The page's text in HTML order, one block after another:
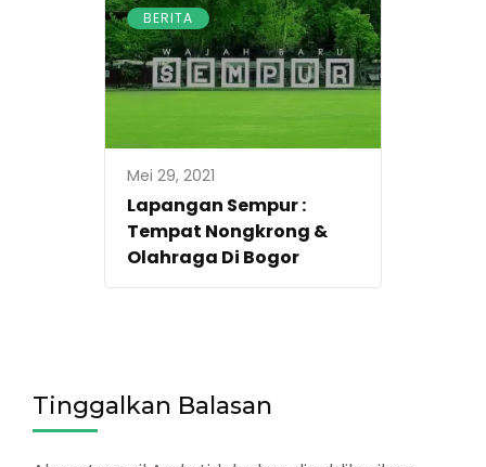
BERITA
Mei 29, 2021
Lapangan Sempur :
Tempat Nongkrong &
Olahraga Di Bogor
Tinggalkan Balasan